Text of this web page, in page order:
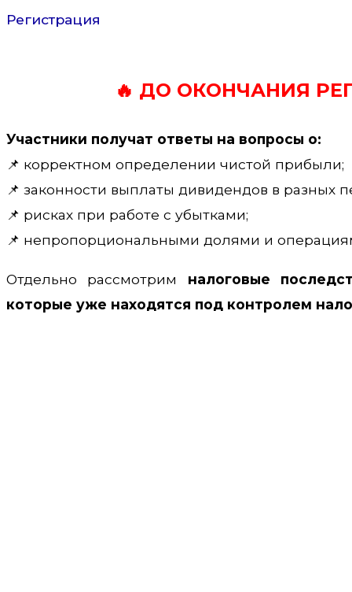
Регистрация
🔥 ДО ОКОНЧАНИЯ
Участники получат ответы на вопросы о:
📌 корректном определении чистой прибыли;
📌 законности выплаты дивидендов в разных
📌 рисках при работе с убытками;
📌 непропорциональными долями и
Отдельно рассмотрим налоговые
которые уже находятся под контролем